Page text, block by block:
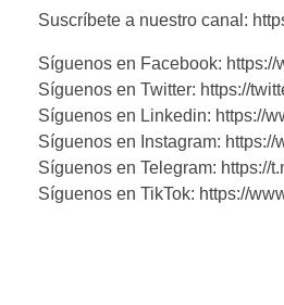
Suscríbete a nuestro canal:
Síguenos en Facebook:
Síguenos en Twitter: https://
Síguenos en Linkedin: https://
Síguenos en Instagram:
Síguenos en Telegram: https://
Síguenos en TikTok: https://